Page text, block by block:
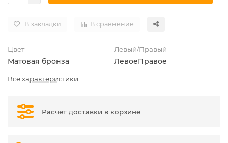
В закладки В сравнение
Цвет
Матовая бронза
Левый/Правый
ЛевоеПравое
Все характеристики
Расчет доставки в корзине